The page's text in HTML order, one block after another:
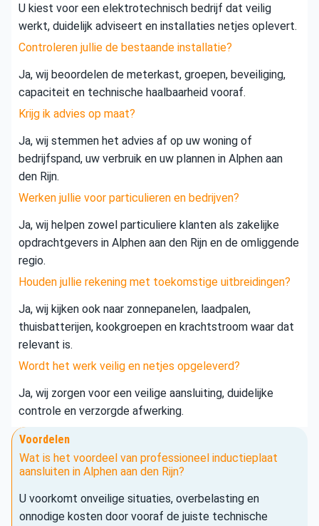
U kiest voor een elektrotechnisch bedrijf dat veilig
werkt, duidelijk adviseert en installaties netjes oplevert.
Controleren jullie de bestaande installatie?
Ja, wij beoordelen de meterkast, groepen, beveiliging,
capaciteit en technische haalbaarheid vooraf.
Krijg ik advies op maat?
Ja, wij stemmen het advies af op uw woning of
bedrijfspand, uw verbruik en uw plannen in Alphen aan
den Rijn.
Werken jullie voor particulieren en bedrijven?
Ja, wij helpen zowel particuliere klanten als zakelijke
opdrachtgevers in Alphen aan den Rijn en de omliggende
regio.
Houden jullie rekening met toekomstige uitbreidingen?
Ja, wij kijken ook naar zonnepanelen, laadpalen,
thuisbatterijen, kookgroepen en krachtstroom waar dat
relevant is.
Wordt het werk veilig en netjes opgeleverd?
Ja, wij zorgen voor een veilige aansluiting, duidelijke
controle en verzorgde afwerking.
Voordelen
Wat is het voordeel van professioneel inductieplaat
aansluiten in Alphen aan den Rijn?
U voorkomt onveilige situaties, overbelasting en
onnodige kosten door vooraf de juiste technische